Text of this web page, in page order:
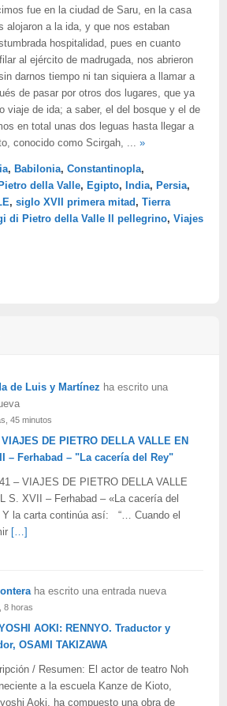
fue en la ciudad de Saru, en la casa
alojaron a la ida, y que nos estaban
hospitalidad, pues en cuanto
al ejército de madrugada, nos abrieron
darnos tiempo ni tan siquiera a llamar a
de pasar por otros dos lugares, que ya
viaje de ida; a saber, el del bosque y el de
en total unas dos leguas hasta llegar a
conocido como Scirgah, ... »
, Babilonia, Constantinopla,
della Valle, Egipto, India, Persia,
, siglo XVII primera mitad , Tierra
di Pietro della Valle Il pellegrino, Viajes
de Luis y Martínez ha escrito una
45 minutos
VIAJES DE PIETRO DELLA VALLE EN
– Ferhabad – "La cacería del Rey"
– VIAJES DE PIETRO DELLA VALLE
S. XVII – Ferhabad – «La cacería del
Y la carta continúa así: “… Cuando el
[…]
ha escrito una entrada nueva
8 horas
AOKI: RENNYO. Traductor y
OSAMI TAKIZAWA
/ Resumen: El actor de teatro Noh
a la escuela Kanze de Kioto,
Aoki, ha compuesto una obra de